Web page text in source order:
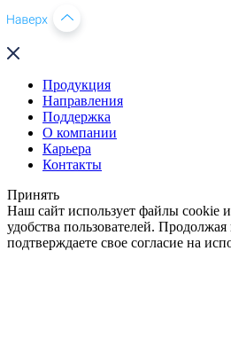
Продукция
Направления
Поддержка
О компании
Карьера
Контакты
Принять
Наш сайт использует файлы cookie
удобства пользователей.
подтверждаете свое согласие на